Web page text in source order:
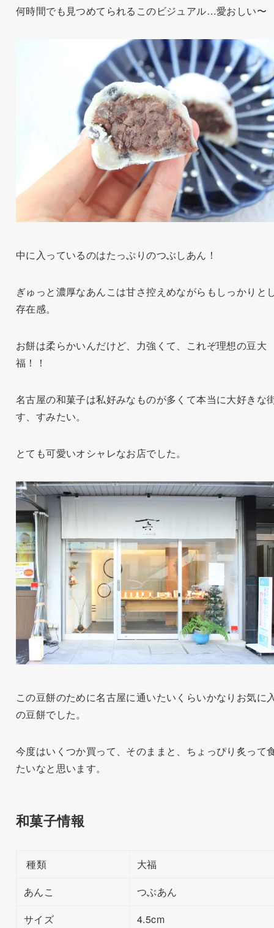
何時間でも見つめてられるこのビジュアル…愛おしい〜
中に入っているのはたっぷりのつぶしあん！
ぎゅっと濃厚なあんこは甘さ控えめながらもしっかりと
存在感。
お餅は柔らかいんだけど、力強くて、これぞ理想の豆大
福！！
名古屋の和菓子は私好みなものが多くて本当に大好きな
す、すみたい。
とても可愛いオシャレなお店でした。
この豆餅のために名古屋に通いたいくらいかなりお気に
の豆餅でした。
今度はいくつか買って、そのままと、ちょっぴり炙って
たいなと思います。
和菓子情報
種類
大福
あんこ
つぶあん
サイズ
4.5cm